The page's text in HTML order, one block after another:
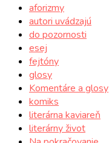
aforizmy
autori uvádzajú
do pozornosti
esej
fejtóny
glosy
Komentáre a glosy
komiks
literárna kaviareň
literárny život